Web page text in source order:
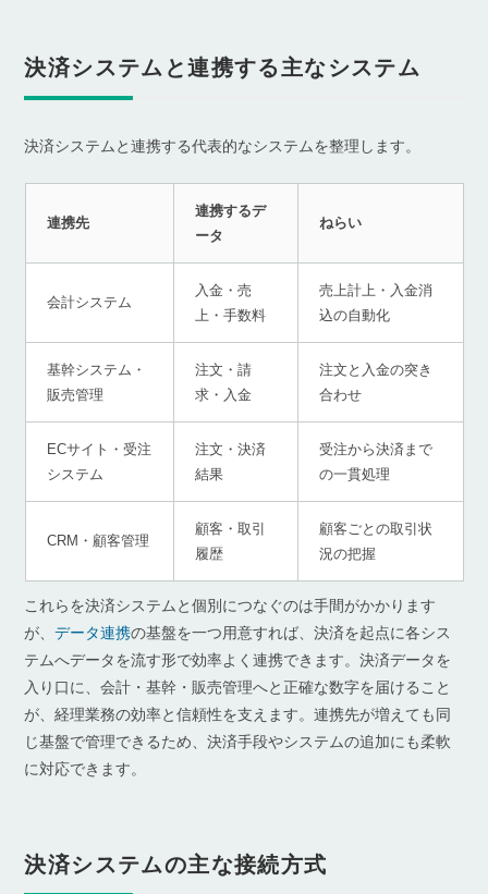
決済システムと連携する主なシステム
決済システムと連携する代表的なシステムを整理します。
連携先
連携するデ
ータ
ねらい
会計システム
入金・売
上・手数料
売上計上・入金消
込の自動化
基幹システム・
販売管理
注文・請
求・入金
注文と入金の突き
合わせ
ECサイト・受注
システム
注文・決済
結果
受注から決済まで
の一貫処理
CRM・顧客管理
顧客・取引
履歴
顧客ごとの取引状
況の把握
これらを決済システムと個別につなぐのは手間がかかります
が、データ連携の基盤を一つ用意すれば、決済を起点に各シス
テムへデータを流す形で効率よく連携できます。決済データを
入り口に、会計・基幹・販売管理へと正確な数字を届けること
が、経理業務の効率と信頼性を支えます。連携先が増えても同
じ基盤で管理できるため、決済手段やシステムの追加にも柔軟
に対応できます。
決済システムの主な接続方式